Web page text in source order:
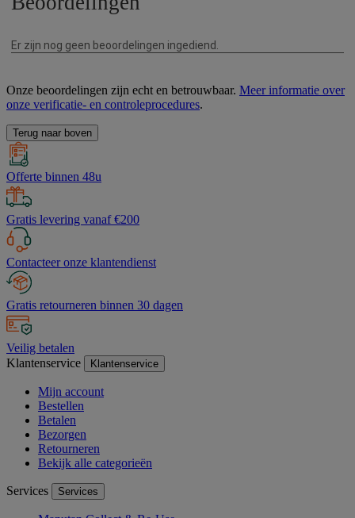
Onze beoordelingen zijn echt en betrouwbaar. Meer informatie over
onze verificatie- en controleprocedures.
Terug naar boven
Offerte binnen 48u
Gratis levering vanaf €200
Contacteer onze klantendienst
Gratis retourneren binnen 30 dagen
Veilig betalen
Klantenservice
Klantenservice
Mijn account
Bestellen
Betalen
Bezorgen
Retourneren
Bekijk alle categorieën
Services Services